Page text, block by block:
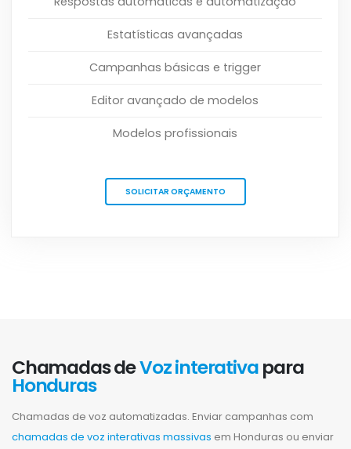
Estatísticas avançadas
Campanhas básicas e trigger
Editor avançado de modelos
Modelos profissionais
SOLICITAR ORÇAMENTO
Chamadas deVoz interativapara
Honduras
Chamadas de voz automatizadas. Enviar campanhas com
chamadas de voz interativas massivas em Honduras ou enviar